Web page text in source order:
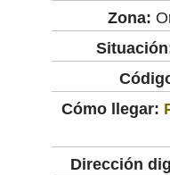
Zona:
Cómo llegar:
Dirección